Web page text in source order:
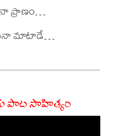
ప్రాణం…
మాటాడే…
సాహిత్యం